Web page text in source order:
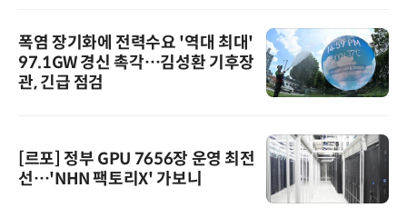
폭염 장기화에 전력수요 '역대 최대'
97.1GW 경신 촉각…김성환 기후장
관, 긴급 점검
[르포] 정부 GPU 7656장 운영 최전
선…'NHN 팩토리X' 가보니